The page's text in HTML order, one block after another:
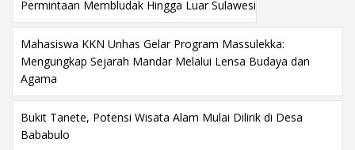
Permintaan Membludak Hingga Luar Sulawesi
Mahasiswa KKN Unhas Gelar Program Massulekka:
Mengungkap Sejarah Mandar Melalui Lensa Budaya dan
Agama
Bukit Tanete, Potensi Wisata Alam Mulai Dilirik di Desa
Bababulo